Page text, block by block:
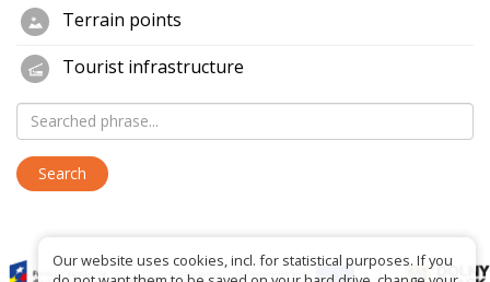
Terrain points
Tourist infrastructure
Our website uses cookies, incl. for statistical purposes. If you